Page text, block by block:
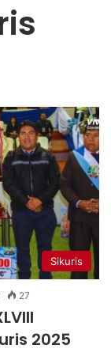
Sikuris
27
2025